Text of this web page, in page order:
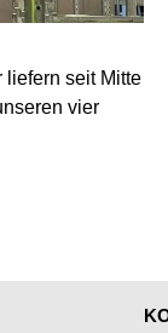
liefern seit Mitte
vier